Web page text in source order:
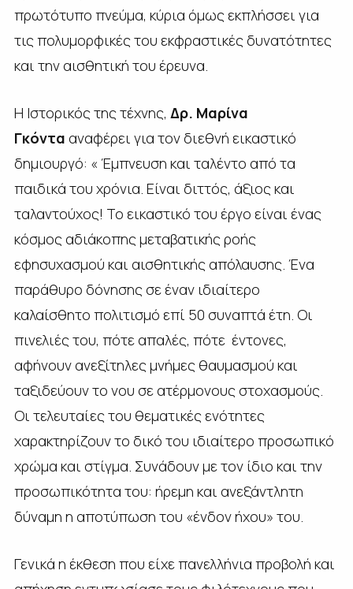
πρωτότυπο πνεύμα, κύρια όμως εκπλήσσει για
τις πολυμορφικές του εκφραστικές δυνατότητες
και την αισθητική του έρευνα.
Η Ιστορικός της τέχνης, Δρ. Μαρίνα
Γκόντα αναφέρει για τον διεθνή εικαστικό
δημιουργό: « Έμπνευση και ταλέντο από τα
παιδικά του χρόνια. Είναι διττός, άξιος και
ταλαντούχος! Το εικαστικό του έργο είναι ένας
κόσμος αδιάκοπης μεταβατικής ροής
εφησυχασμού και αισθητικής απόλαυσης. Ένα
παράθυρο δόνησης σε έναν ιδιαίτερο
καλαίσθητο πολιτισμό επί 50 συναπτά έτη. Οι
πινελιές του, πότε απαλές, πότε έντονες,
αφήνουν ανεξίτηλες μνήμες θαυμασμού και
ταξιδεύουν το νου σε ατέρμονους στοχασμούς.
Οι τελευταίες του θεματικές ενότητες
χαρακτηρίζουν το δικό του ιδιαίτερο προσωπικό
χρώμα και στίγμα. Συνάδουν με τον ίδιο και την
προσωπικότητα του: ήρεμη και ανεξάντλητη
δύναμη η αποτύπωση του «ένδον ήχου» του.
Γενικά η έκθεση που είχε πανελλήνια προβολή και